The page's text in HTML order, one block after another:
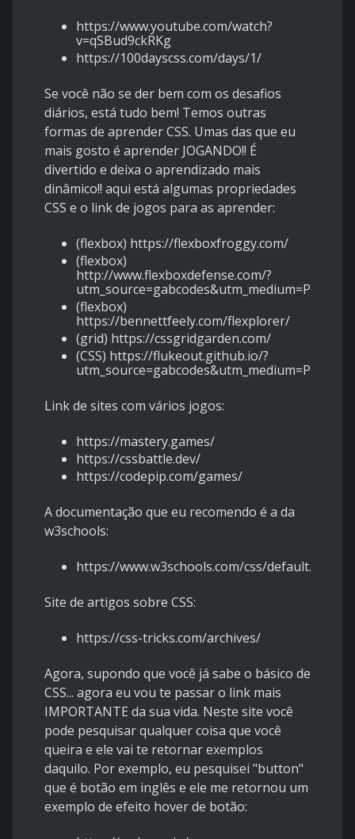
https://www.youtube.com/watch?
v=qSBud9ckRKg
https://100dayscss.com/days/1/
Se você não se der bem com os desafios
diários, está tudo bem! Temos outras
formas de aprender CSS. Umas das que eu
mais gosto é aprender JOGANDO!! É
divertido e deixa o aprendizado mais
dinâmico!! aqui está algumas propriedades
CSS e o link de jogos para as aprender:
(flexbox) https://flexboxfroggy.com/
(flexbox)
http://www.flexboxdefense.com/?
(flexbox)
https://bennettfeely.com/flexplorer/
(grid) https://cssgridgarden.com/
(CSS) https://flukeout.github.io/?
Link de sites com vários jogos:
https://mastery.games/
https://cssbattle.dev/
https://codepip.com/games/
A documentação que eu recomendo é a da
w3schools:
https://www.w3schools.com/css/default.asp
Site de artigos sobre CSS:
https://css-tricks.com/archives/
Agora, supondo que você já sabe o básico de
CSS... agora eu vou te passar o link mais
IMPORTANTE da sua vida. Neste site você
pode pesquisar qualquer coisa que você
queira e ele vai te retornar exemplos
daquilo. Por exemplo, eu pesquisei "button"
que é botão em inglês e ele me retornou um
exemplo de efeito hover de botão: